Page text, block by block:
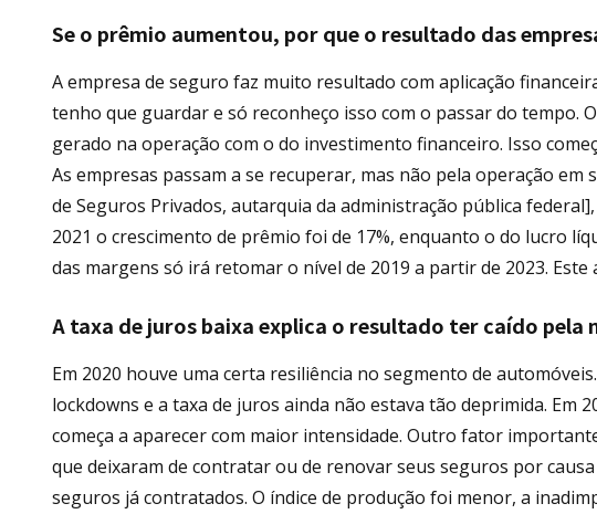
Se o prêmio aumentou, por que o resultado das
A empresa de seguro faz muito resultado com aplicação
tenho que guardar e só reconheço isso com o passar do tempo.
gerado na operação com o do investimento financeiro. Isso
As empresas passam a se recuperar, mas não pela operação em
de Seguros Privados, autarquia da administração pública
2021 o crescimento de prêmio foi de 17%, enquanto o do lucro
das margens só irá retomar o nível de 2019 a partir de 2023. Este
A taxa de juros baixa explica o resultado ter caído pela
Em 2020 houve uma certa resiliência no segmento de
lockdowns e a taxa de juros ainda não estava tão deprimida. Em
começa a aparecer com maior intensidade. Outro fator
que deixaram de contratar ou de renovar seus seguros por
seguros já contratados. O índice de produção foi menor, a